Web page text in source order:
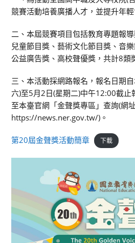
競賽活動培養廣播人才，並提升年
二、本屆競賽項目包括教育專題報
兒童節目獎、藝術文化節目獎、音
公益廣告獎、高校聲優獎，共計8類
三、本活動採網路報名，報名日期
六)至5月2日(星期二)中午12:00截止
至本臺官網「金聲獎專區」查詢(網址
https://news.ner.gov.tw/)。
第20屆金聲獎活動簡章 下載